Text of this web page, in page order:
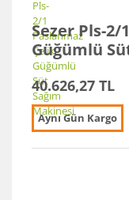
Sezer Pls-
Güğümlü
40.626,27 TL
Aynı Gün Kargo